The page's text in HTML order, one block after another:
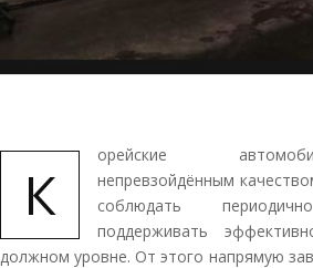
К
орейские
непревзойдённым
соблюдать
поддерживать
должном уровне. От этого напрямую